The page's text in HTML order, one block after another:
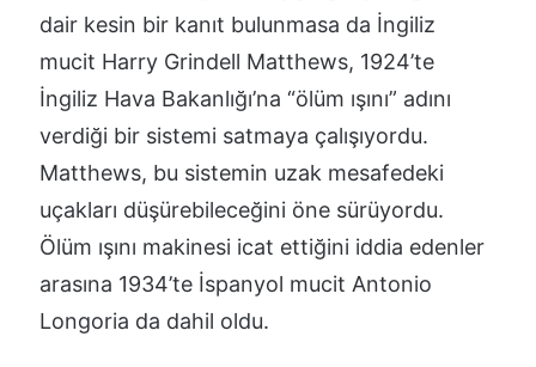
dair kesin bir kanıt bulunmasa da İngiliz
mucit Harry Grindell Matthews, 1924’te
İngiliz Hava Bakanlığı’na “ölüm ışını” adını
verdiği bir sistemi satmaya çalışıyordu.
Matthews, bu sistemin uzak mesafedeki
uçakları düşürebileceğini öne sürüyordu.
Ölüm ışını makinesi icat ettiğini iddia edenler
arasına 1934’te İspanyol mucit Antonio
Longoria da dahil oldu.